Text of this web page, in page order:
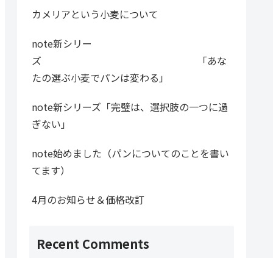
カメリアという小麦について
note新シリー
ズ 「あな
たの選ぶ小麦でパンは変わる」
note新シリーズ「完璧は、選択肢の一つに過
ぎない」
note始めました（パンについてのことを書い
てます）
4月のお知らせ＆価格改訂
Recent Comments